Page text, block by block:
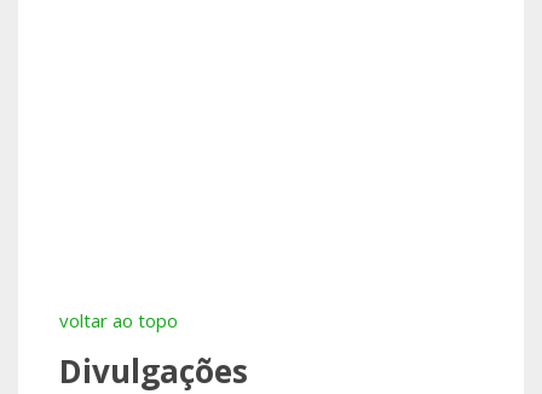
voltar ao topo
Divulgações